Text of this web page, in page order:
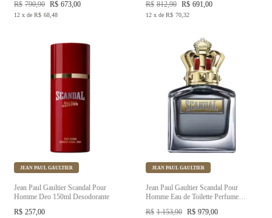
R$ 673,00
R$ 790,90
12 x de R$ 68,48
R$ 691,00
R$ 812,90
12 x de R$ 70,32
JEAN PAUL GAULTIER
Jean Paul Gaultier Scandal Pour
Homme Deo 150ml Desodorante
R$ 257,00
JEAN PAUL GAULTIER
Jean Paul Gaultier Scandal Pour
Homme Eau de Toilette Perfume
R$ 979,00
R$ 1.153,90